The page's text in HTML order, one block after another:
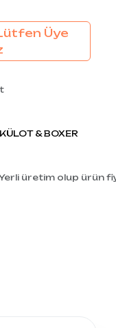
Üye
& BOXER
üretim olup ürün